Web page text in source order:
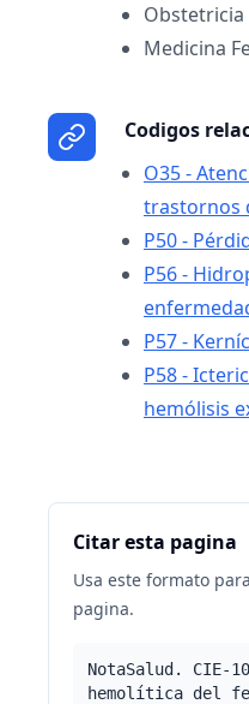
Obstetricia
Medicina
Codigos
O35 -
trastornos
P50 -
P56 -
P57 -
P58 -
hemólisis
Citar esta pagina
Usa este formato
pagina.
NotaSalud. CIE-
hemolítica del